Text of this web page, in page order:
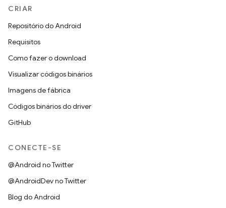
CRIAR
Repositório do Android
Requisitos
Como fazer o download
Visualizar códigos binários
Imagens de fábrica
Códigos binários do driver
GitHub
CONECTE-SE
@Android no Twitter
@AndroidDev no Twitter
Blog do Android